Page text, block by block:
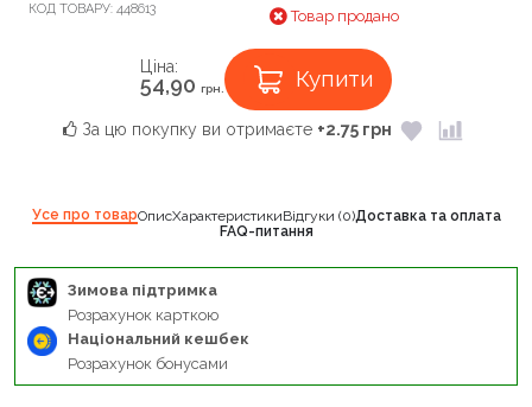
КОД ТОВАРУ: 448613 Товар продано
Ціна:
54,90 грн. Купити
За цю покупку ви отримаєте +2.75 грн
Усе про товарОписХарактеристикиВідгуки (0)Доставка та оплата
FAQ-питання
Зимова підтримка
Розрахунок карткою
Національний кешбек
Розрахунок бонусами